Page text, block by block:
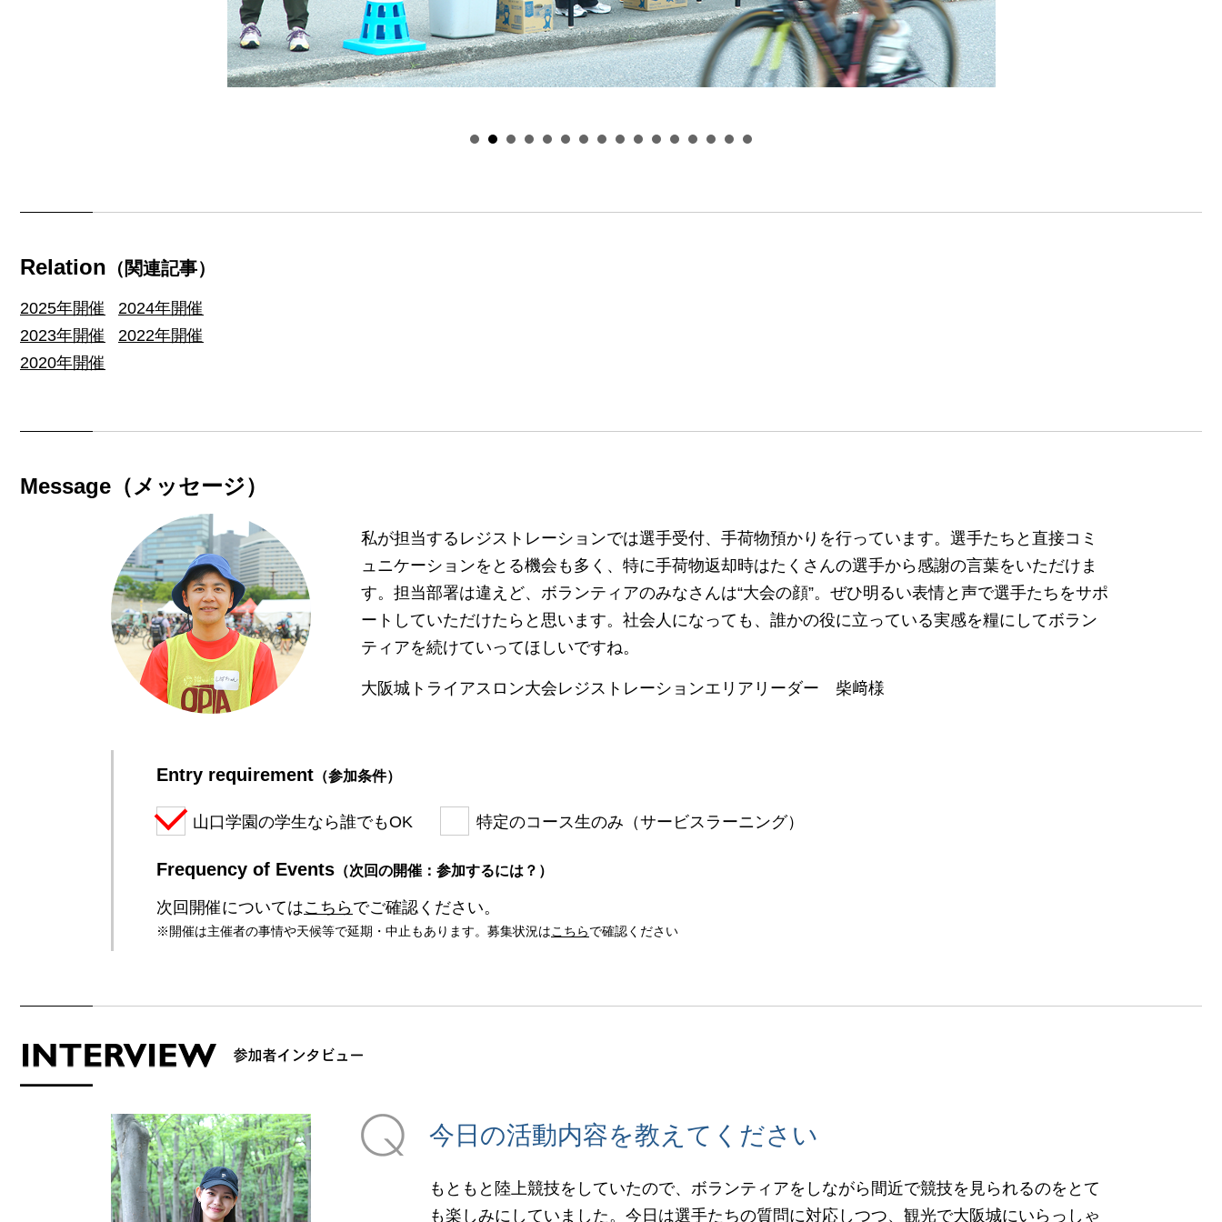
Relation （関連記事）
2025年開催
2024年開催
2023年開催
2022年開催
2020年開催
Message（メッセージ）
私が担当するレジストレーションでは選手受付、手荷物預かりを行っています。選手たちと直接コミ
ュニケーションをとる機会も多く、特に手荷物返却時はたくさんの選手から感謝の言葉をいただけま
す。担当部署は違えど、ボランティアのみなさんは“大会の顔”。ぜひ明るい表情と声で選手たちをサポ
ートしていただけたらと思います。社会人になっても、誰かの役に立っている実感を糧にしてボラン
ティアを続けていってほしいですね。
大阪城トライアスロン大会レジストレーションエリアリーダー 柴﨑様
Entry requirement （参加条件）
山口学園の学生なら誰でもOK 特定のコース生のみ（サービスラーニング）
Frequency of Events （次回の開催：参加するには？）
次回開催についてはこちらでご確認ください。
※開催は主催者の事情や天候等で延期・中止もあります。募集状況はこちらで確認ください
今日の活動内容を教えてください
もともと陸上競技をしていたので、ボランティアをしながら間近で競技を見られるのをとて
も楽しみにしていました。今日は選手たちの質問に対応しつつ、観光で大阪城にいらっしゃ